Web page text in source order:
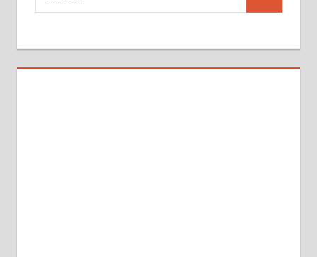
nach: